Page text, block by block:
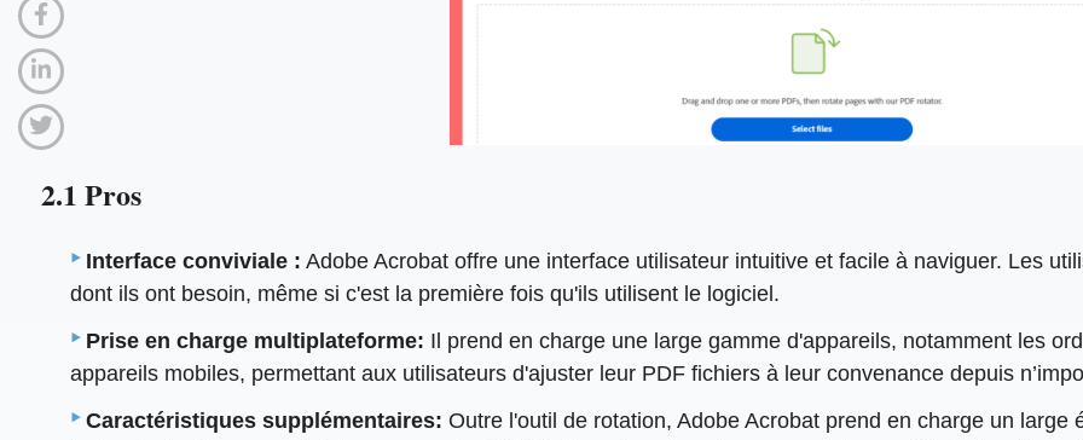
2.1 Pros
Interface conviviale : Adobe Acrobat offre une interface utilisateur intuitive et facile à naviguer. Les
dont ils ont besoin, même si c'est la première fois qu'ils utilisent le logiciel.
Prise en charge multiplateforme: Il prend en charge une large gamme d'appareils, notamment les
appareils mobiles, permettant aux utilisateurs d'ajuster leur PDF fichiers à leur convenance depuis
Caractéristiques supplémentaires: Outre l'outil de rotation, Adobe Acrobat prend en charge un